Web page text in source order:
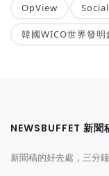
OpView
韓國WICO世界發明
NEWSBUFFET 新聞
新聞稿的好去處，三分